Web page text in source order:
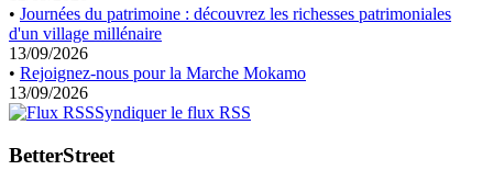
• Journées du patrimoine : découvrez les richesses patrimoniales
d'un village millénaire
13/09/2026
• Rejoignez-nous pour la Marche Mokamo
13/09/2026
Syndiquer le flux RSS
BetterStreet